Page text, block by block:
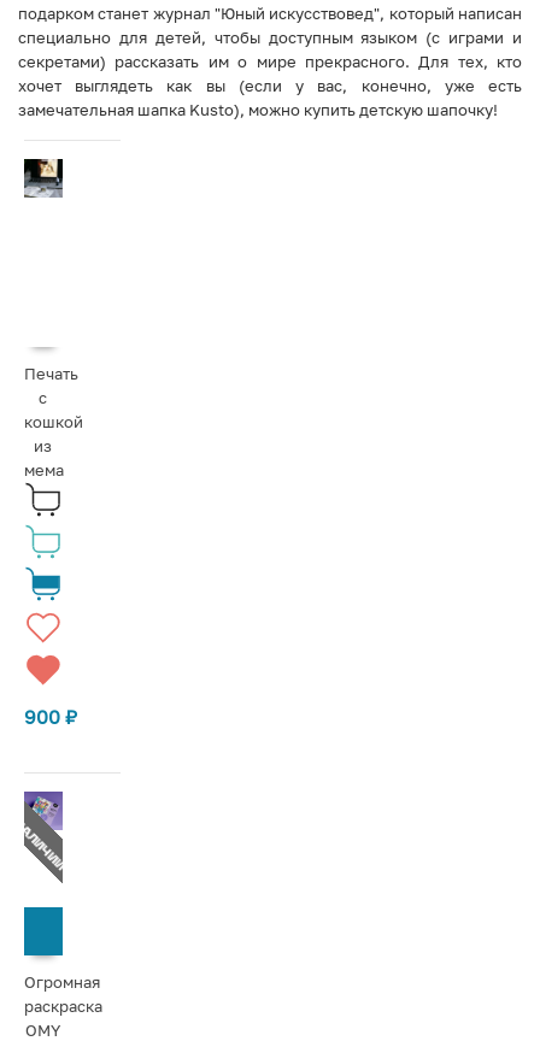
подарком станет журнал "Юный искусствовед", который написан
специально для детей, чтобы доступным языком (с играми и
секретами) рассказать им о мире прекрасного. Для тех, кто
хочет выглядеть как вы (если у вас, конечно, уже есть
замечательная шапка Kusto), можно купить детскую шапочку!
Печать
с
кошкой
из
мема
900 ₽
Огромная
раскраска
OMY